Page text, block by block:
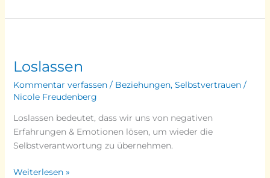
Loslassen
Kommentar verfassen / Beziehungen, Selbstvertrauen/
Nicole Freudenberg
Loslassen bedeutet, dass wir uns von negativen
Erfahrungen & Emotionen lösen, um wieder die
Selbstverantwortung zu übernehmen.
Weiterlesen »